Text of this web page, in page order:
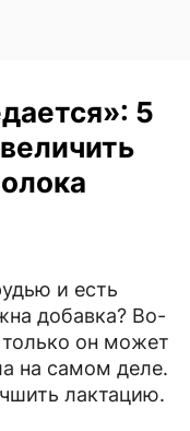
5
и есть
добавка? Во-
только он может
на самом деле.
лактацию.